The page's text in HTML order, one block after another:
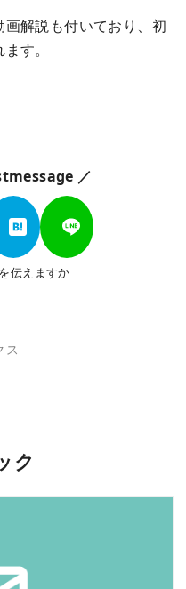
解説も付いており、初
す。
／
伝えますか
ス
ク